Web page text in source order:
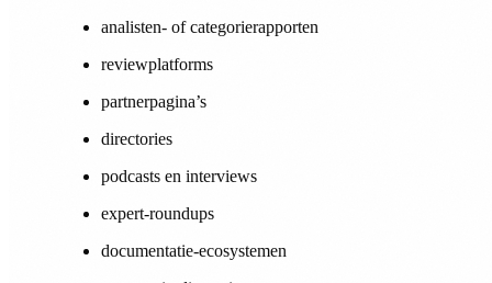
analisten- of categorierapporten
reviewplatforms
partnerpagina’s
directories
podcasts en interviews
expert-roundups
documentatie-ecosystemen